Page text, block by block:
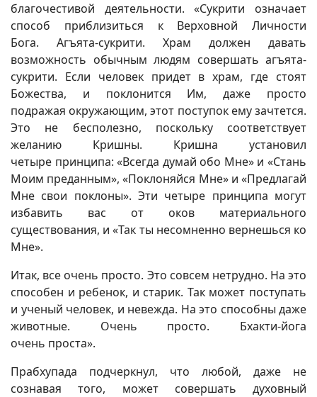
благочестивой деятельности. «Сукрити означает
способ приблизиться к Верховной Личности
Бога. Агъята-сукрити. Храм должен давать
возможность обычным людям совершать агъята-
сукрити. Если человек придет в храм, где стоят
Божества, и поклонится Им, даже просто
подражая окружающим, этот поступок ему зачтется.
Это не бесполезно, поскольку соответствует
желанию Кришны. Кришна установил
четыре принципа: «Всегда думай обо Мне» и «Стань
Моим преданным», «Поклоняйся Мне» и «Предлагай
Мне свои поклоны». Эти четыре принципа могут
избавить вас от оков материального
существования, и «Так ты несомненно вернешься ко
Мне».
Итак, все очень просто. Это совсем нетрудно. На это
способен и ребенок, и старик. Так может поступать
и ученый человек, и невежда. На это способны даже
животные. Очень просто. Бхакти-йога
очень проста».
Прабхупада подчеркнул, что любой, даже не
сознавая того, может совершать духовный